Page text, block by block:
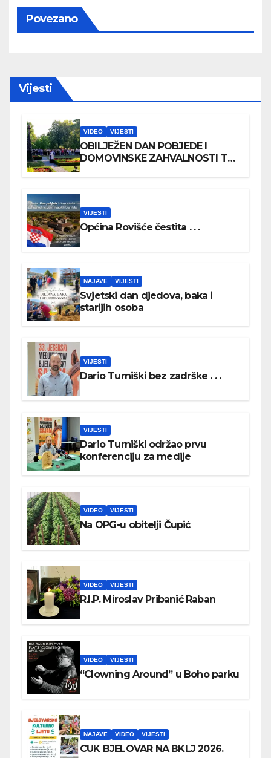
Povezano
Vijesti
VIDEO VIJESTI
OBILJEŽEN DAN POBJEDE I
DOMOVINSKE ZAHVALNOSTI TE
VIJESTI
Općina Rovišće čestita . . .
NAJAVE VIJESTI
Svjetski dan djedova, baka i
starijih osoba
VIJESTI
Dario Turniški bez zadrške . . .
VIJESTI
Dario Turniški održao prvu
konferenciju za medije
VIDEO VIJESTI
Na OPG-u obitelji Čupić
VIDEO VIJESTI
R.I.P. Miroslav Pribanić Raban
VIDEO VIJESTI
“Clowning Around” u Boho parku
NAJAVE VIDEO VIJESTI
CUK BJELOVAR NA BKLJ 2026.